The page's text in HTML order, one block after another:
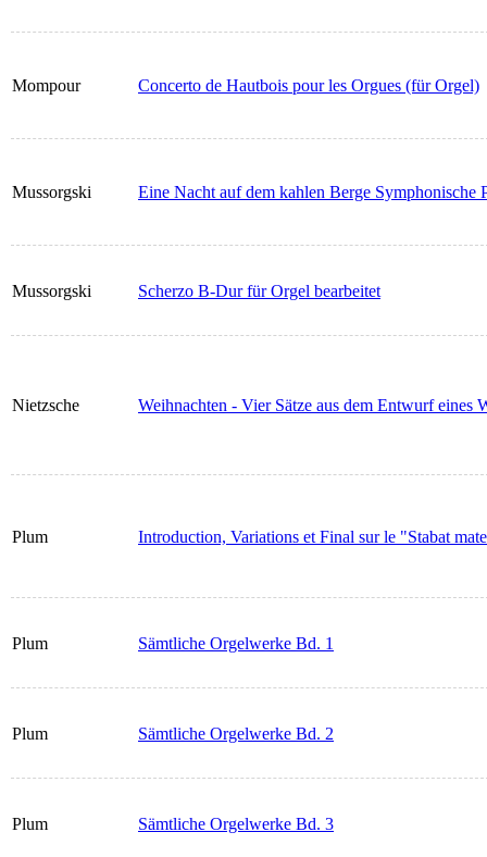
Mompour Concerto de Hautbois pour les Orgues (für Orgel)
Mussorgski Eine Nacht auf dem kahlen Berge Symphonische
Mussorgski Scherzo B-Dur für Orgel bearbeitet
Nietzsche Weihnachten - Vier Sätze aus dem Entwurf eines
Plum Introduction, Variations et Final sur le "Stabat
Plum Sämtliche Orgelwerke Bd. 1
Plum Sämtliche Orgelwerke Bd. 2
Plum Sämtliche Orgelwerke Bd. 3